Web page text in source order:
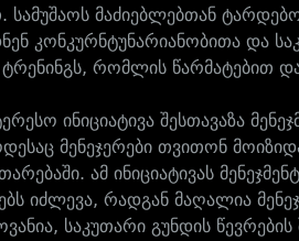
სამუშაოს მაძიებლებთან
კონკურნტუნარიანობითა და
რომლის წარმატებით
ინიციატივა შესთავაზა
მენეჯერები თვითონ
ამ ინიციატივას
იძლევა, რადგან მაღალია
საკუთარი გუნდის წევრების